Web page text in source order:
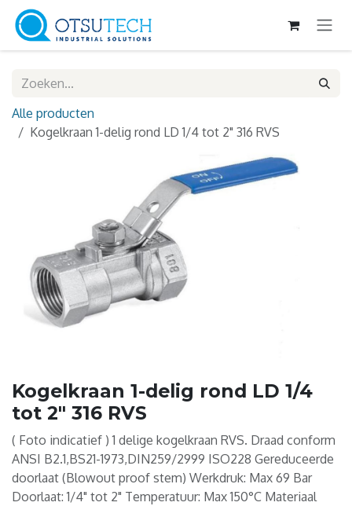
Overslaan naar inhoud
Alle producten
Kogelkraan 1-delig rond LD 1/4 tot 2" 316 RVS
Kogelkraan 1-delig rond LD 1/4
tot 2" 316 RVS
( Foto indicatief ) 1 delige kogelkraan RVS. Draad conform
ANSI B2.1,BS21-1973,DIN259/2999 ISO228 Gereduceerde
doorlaat (Blowout proof stem) Werkdruk: Max 69 Bar
Doorlaat: 1/4" tot 2" Temperatuur: Max 150°C Materiaal